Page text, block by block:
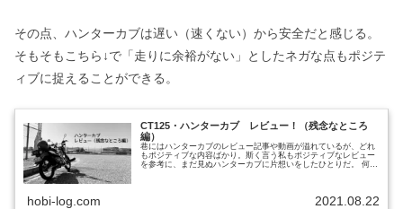
その点、ハンターカブは遅い（速くない）から安全だと感じる。
そもそもこちら↓で「走りに余裕がない」としたネガな点もポジテ
ィブに捉えることができる。
CT125・ハンターカブ レビュー！（残念なところ
編）
巷にはハンターカブのレビュー記事や動画が溢れているが、どれ
もポジティブな内容ばかり。斯く言う私もポジティブなレビュー
を参考に、まだ見ぬハンターカブに片想いをしたひとりだ。 何だ
hobi-log.com 2021.08.22